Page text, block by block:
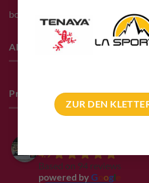
ZUR DEN
bolting.eu Gutschein
About
Pro Deals & Sponsoring
4.9
Based on 94 reviews
powered by G ogl